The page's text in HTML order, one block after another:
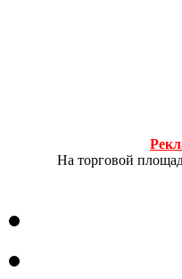
На торговой